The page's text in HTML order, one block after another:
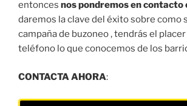
entonces nos pondremos en contacto
daremos la clave del éxito sobre como
campaña de buzoneo , tendrás el
teléfono lo que conocemos de los
CONTACTA AHORA: